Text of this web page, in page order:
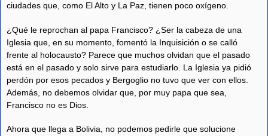
ciudades que, como El Alto y La Paz, tienen poco oxígeno.
¿Qué le reprochan al papa Francisco? ¿Ser la cabeza de una
Iglesia que, en su momento, fomentó la Inquisición o se calló
frente al holocausto? Parece que muchos olvidan que el pasado
está en el pasado y solo sirve para estudiarlo. La Iglesia ya pidió
perdón por esos pecados y Bergoglio no tuvo que ver con ellos.
Además, no debemos olvidar que, por muy papa que sea,
Francisco no es Dios.
Ahora que llega a Bolivia, no podemos pedirle que solucione